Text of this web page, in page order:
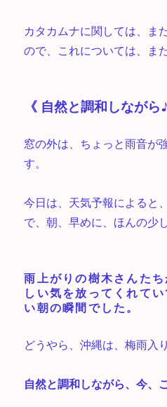
カタカムナに関しては、ま
ので、これについては、ま
《 自然と調和しながら♪
窓の外は、ちょっと雨音が
す。
今日は、天気予報によると
で、朝、早めに、ほんの少
雨上がりの樹木さんた
しい気を放ってくれて
い朝の瞬間でした。
どうやら、沖縄は、梅雨入
自然と調和しながら、今、